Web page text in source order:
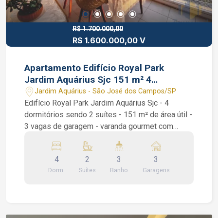
R$ 1.700.000,00
R$ 1.600.000,00 V
Apartamento Edifício Royal Park
Jardim Aquárius Sjc 151 m² 4
dormitórios 3 vagas
Jardim Aquárius - São José dos Campos/SP
Edifício Royal Park Jardim Aquárius Sjc - 4
dormitórios sendo 2 suítes - 151 m² de área útil -
3 vagas de garagem - varanda gourmet com
apartamento com 152 m² de área privativa, 4
dormitórios (sendo 2 suítes) com piso de
madeira, sala ampla para 3 ambientes também
4
Dorm.
2
Suítes
3
Banho
3
Garagens